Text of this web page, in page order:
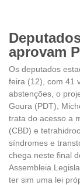
aprovam
Os deputados
feira (12), com 41
abstenções, o
Goura (PDT),
trata do acesso a
(CBD) e
síndromes e
chega neste final
Assembleia
ter sim uma lei